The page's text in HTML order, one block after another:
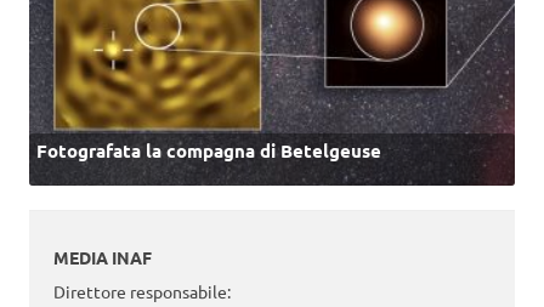
Fotografata la compagna di Betelgeuse
MEDIA INAF
Direttore responsabile: